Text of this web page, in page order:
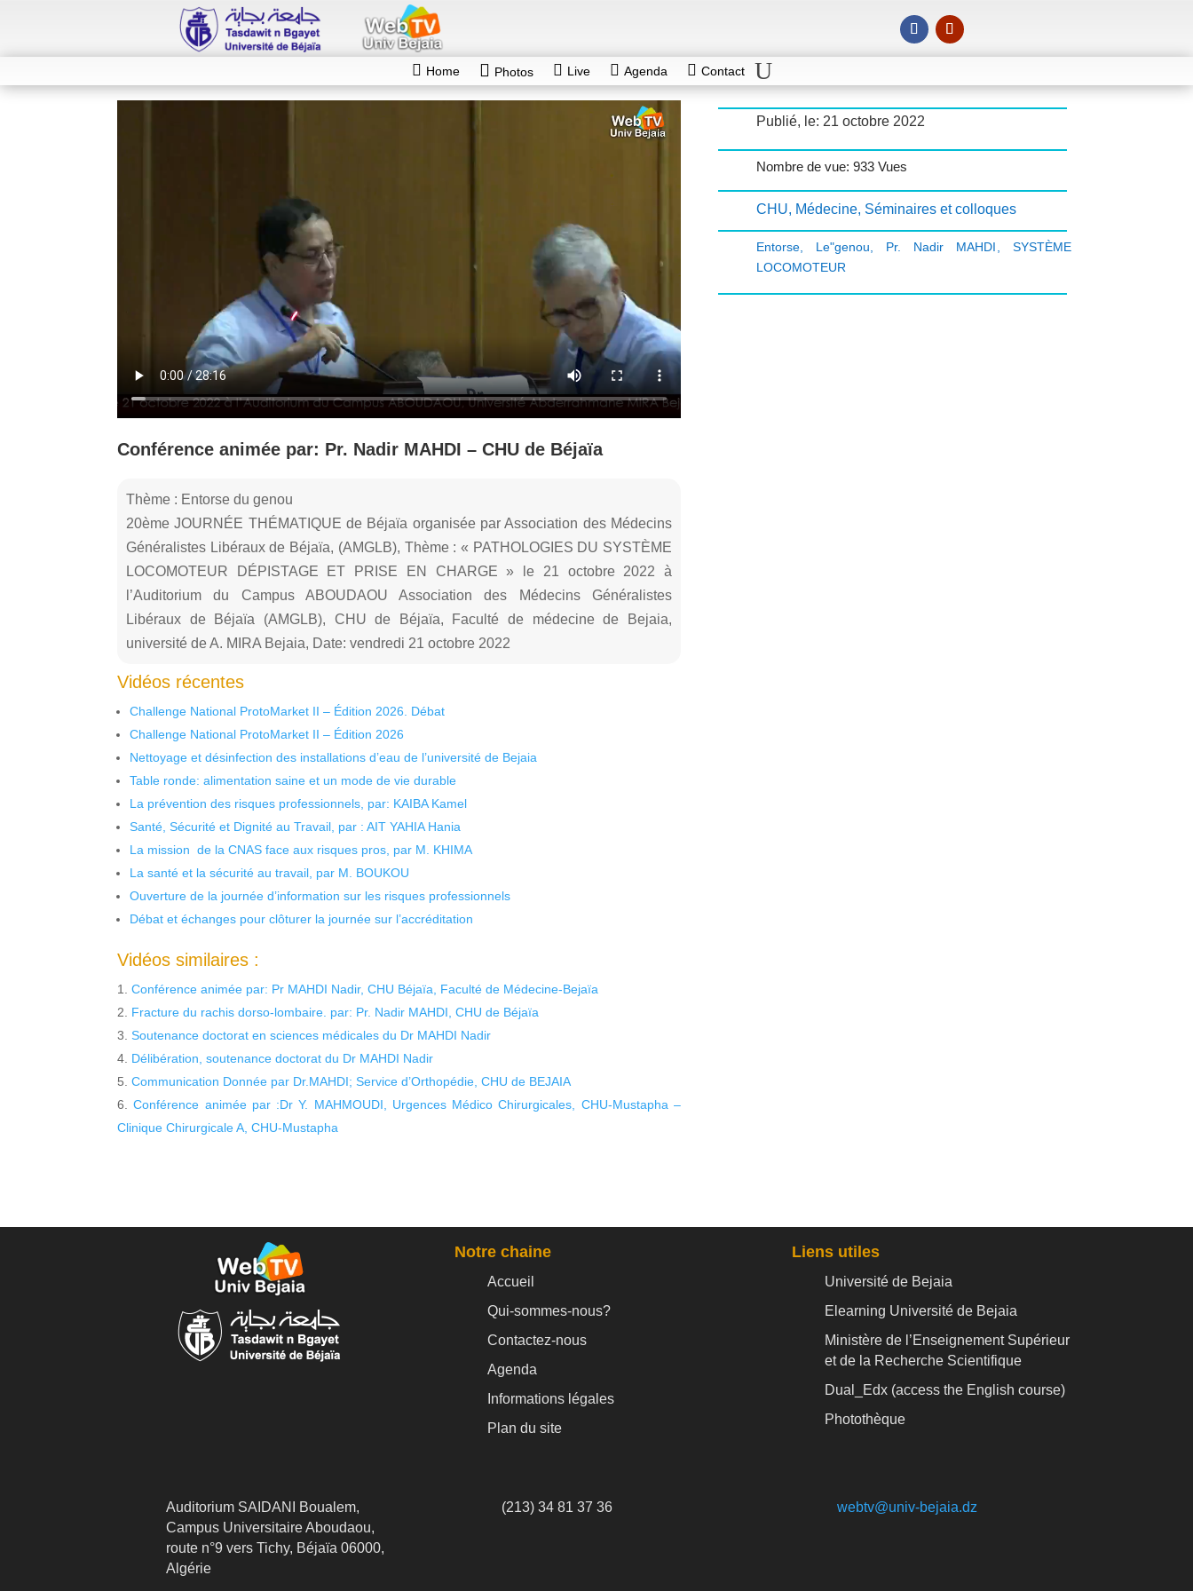
Home Photos Live Agenda Contact
Conférence animée par: Pr. Nadir MAHDI – CHU de Béjaïa
Thème : Entorse du genou
20ème JOURNÉE THÉMATIQUE de Béjaïa organisée par Association des Médecins
Généralistes Libéraux de Béjaïa, (AMGLB), Thème : « PATHOLOGIES DU SYSTÈME
LOCOMOTEUR DÉPISTAGE ET PRISE EN CHARGE » le 21 octobre 2022 à
l’Auditorium du Campus ABOUDAOU Association des Médecins Généralistes
Libéraux de Béjaïa (AMGLB), CHU de Béjaïa, Faculté de médecine de Bejaia,
université de A. MIRA Bejaia, Date: vendredi 21 octobre 2022
Vidéos récentes
Challenge National ProtoMarket II – Édition 2026. Débat
Challenge National ProtoMarket II – Édition 2026
Nettoyage et désinfection des installations d’eau de l’université de Bejaia
Table ronde: alimentation saine et un mode de vie durable
La prévention des risques professionnels, par: KAIBA Kamel
Santé, Sécurité et Dignité au Travail, par : AIT YAHIA Hania
La mission de la CNAS face aux risques pros, par M. KHIMA
La santé et la sécurité au travail, par M. BOUKOU
Ouverture de la journée d’information sur les risques professionnels
Débat et échanges pour clôturer la journée sur l’accréditation
Vidéos similaires :
Conférence animée par: Pr MAHDI Nadir, CHU Béjaïa, Faculté de Médecine-Bejaïa
Fracture du rachis dorso-lombaire. par: Pr. Nadir MAHDI, CHU de Béjaïa
Soutenance doctorat en sciences médicales du Dr MAHDI Nadir
Délibération, soutenance doctorat du Dr MAHDI Nadir
Communication Donnée par Dr.MAHDI; Service d’Orthopédie, CHU de BEJAIA
Conférence animée par :Dr Y. MAHMOUDI, Urgences Médico Chirurgicales, CHU-Mustapha –
Clinique Chirurgicale A, CHU-Mustapha
Publié, le: 21 octobre 2022
Nombre de vue: 933 Vues
CHU, Médecine, Séminaires et colloques
Entorse, Le"genou, Pr. Nadir MAHDI, SYSTÈME
LOCOMOTEUR
Notre chaine
Accueil
Qui-sommes-nous?
Contactez-nous
Agenda
Informations légales
Plan du site
Liens utiles
Université de Bejaia
Elearning Université de Bejaia
Ministère de l’Enseignement Supérieur
et de la Recherche Scientifique
Dual_Edx (access the English course)
Photothèque
Auditorium SAIDANI Boualem,
Campus Universitaire Aboudaou,
route n°9 vers Tichy, Béjaïa 06000,
Algérie
(213) 34 81 37 36 webtv@univ-bejaia.dz